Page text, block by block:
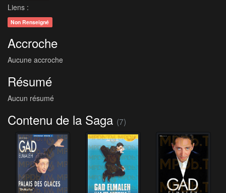
Liens :
Non Renseigné
Accroche
Aucune accroche
Résumé
Aucun résumé
Contenu de la Saga (7)